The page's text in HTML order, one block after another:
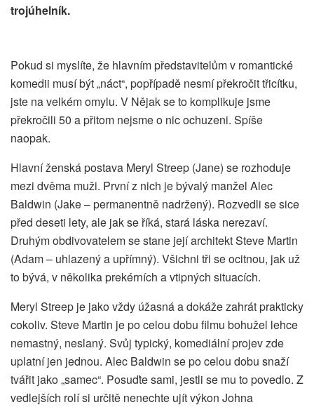
trojúhelník.
Pokud si myslíte, že hlavním představitelům v romantické
komedii musí být „náct“, popřípadě nesmí překročit třicítku,
jste na velkém omylu. V Nějak se to komplikuje jsme
překročili 50 a přitom nejsme o nic ochuzeni. Spíše
naopak.
Hlavní ženská postava Meryl Streep (Jane) se rozhoduje
mezi dvěma muži. První z nich je bývalý manžel Alec
Baldwin (Jake – permanentně nadržený). Rozvedli se sice
před deseti lety, ale jak se říká, stará láska nerezaví.
Druhým obdivovatelem se stane její architekt Steve Martin
(Adam – uhlazený a upřímný). Všichni tři se ocitnou, jak už
to bývá, v několika prekérních a vtipných situacích.
Meryl Streep je jako vždy úžasná a dokáže zahrát prakticky
cokoliv. Steve Martin je po celou dobu filmu bohužel lehce
nemastný, neslaný. Svůj typický, komediální projev zde
uplatní jen jednou. Alec Baldwin se po celou dobu snaží
tvářit jako „samec“. Posuďte sami, jestli se mu to povedlo. Z
vedlejších rolí si určitě nenechte ujít výkon Johna